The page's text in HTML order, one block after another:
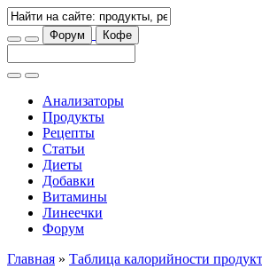
Форум Кофе
Анализаторы
Продукты
Рецепты
Статьи
Диеты
Добавки
Витамины
Линеечки
Форум
Главная » Таблица калорийности